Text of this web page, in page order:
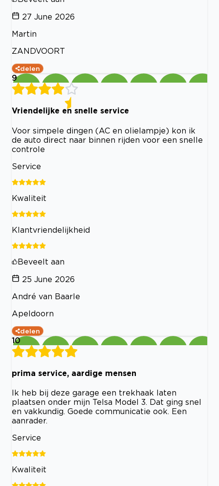
27 June 2026
Martin
ZANDVOORT
delen
9
Vriendelijke en snelle service
Voor simpele dingen (AC en olielampje) kon ik
de auto direct naar binnen rijden voor een snelle
controle
Service
Kwaliteit
Klantvriendelijkheid
Beveelt aan
25 June 2026
André van Baarle
Apeldoorn
delen
10
prima service, aardige mensen
Ik heb bij deze garage een trekhaak laten
plaatsen onder mijn Telsa Model 3. Dat ging snel
en vakkundig. Goede communicatie ook. Een
aanrader.
Service
Kwaliteit